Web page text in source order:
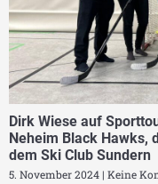
Dirk Wiese auf
Neheim Black Hawks,
dem Ski Club Sundern
5. November 2024 Keine